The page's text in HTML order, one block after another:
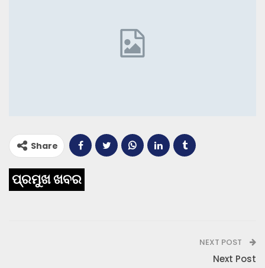
Share
ପ୍ରମୁଖ ଖବର
NEXT POST
Next Post